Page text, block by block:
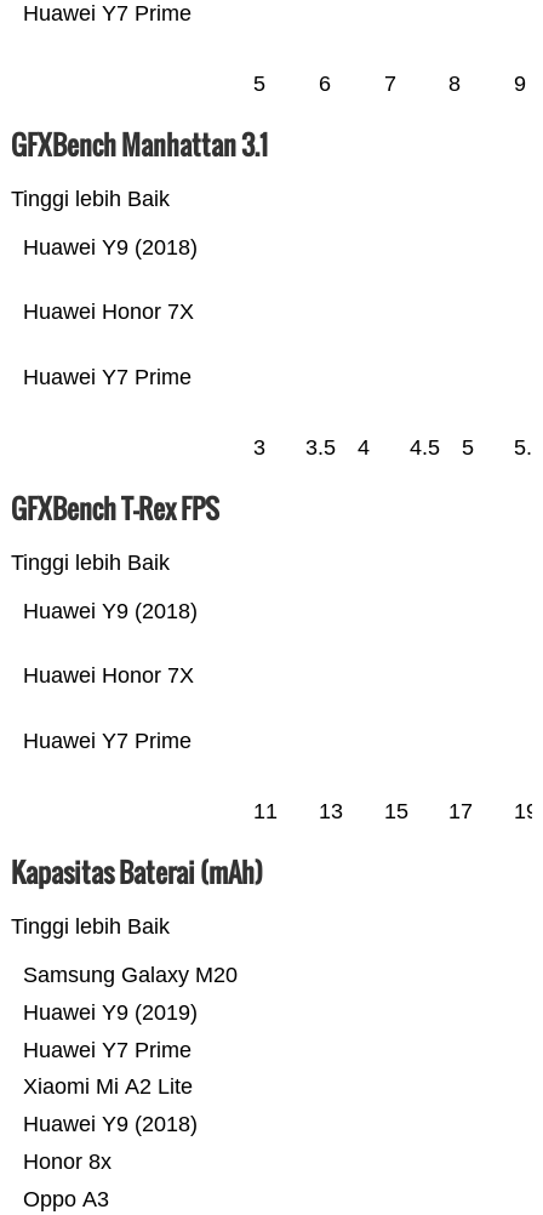
Huawei Y7 Prime
5 6 7 8 9
GFXBench Manhattan 3.1
Tinggi lebih Baik
Huawei Y7 Prime
Huawei Honor 7X
Huawei Y9 (2018)
3 3.5 4 4.5 5 5.5
GFXBench T-Rex FPS
Tinggi lebih Baik
Huawei Y7 Prime
Huawei Honor 7X
Huawei Y9 (2018)
11 13 15 17 19
Kapasitas Baterai (mAh)
Tinggi lebih Baik
Oppo A3
Honor 8x
Huawei Y9 (2018)
Xiaomi Mi A2 Lite
Huawei Y7 Prime
Huawei Y9 (2019)
Samsung Galaxy M20